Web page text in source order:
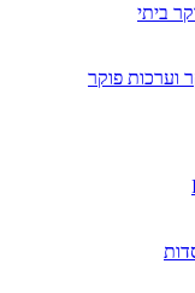
ביתי
וערכות פוקר